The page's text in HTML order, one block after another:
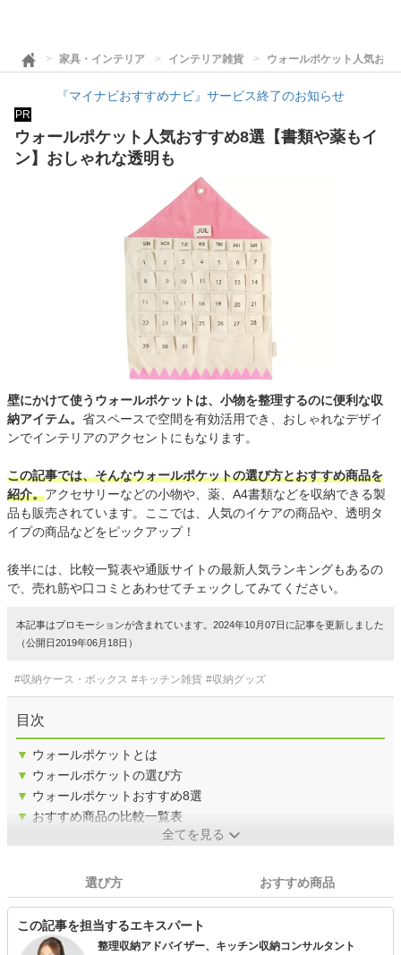
家具・インテリア インテリア雑貨 ウォールポケット人気お
『マイナビおすすめナビ』サービス終了のお知らせ
PR
ウォールポケット人気おすすめ8選【書類や薬もイ
ン】おしゃれな透明も
壁にかけて使うウォールポケットは、小物を整理するのに便利な収
納アイテム。 省スペースで空間を有効活用でき、おしゃれなデザイ
ンでインテリアのアクセントにもなります。
この記事では、そんなウォールポケットの選び方とおすすめ商品を
紹介。アクセサリーなどの小物や、薬、A4書類などを収納できる製
品も販売されています。ここでは、人気のイケアの商品や、透明タ
イプの商品などをピックアップ！
後半には、比較一覧表や通販サイトの最新人気ランキングもあるの
で、売れ筋や口コミとあわせてチェックしてみてください。
本記事はプロモーションが含まれています。2024年10月07日に記事を更新しました
（公開日2019年06月18日）
#収納ケース・ボックス #キッチン雑貨 #収納グッズ
目次
▼ ウォールポケットとは
▼ ウォールポケットの選び方
▼ ウォールポケットおすすめ8選
▼ おすすめ商品の比較一覧表
全てを見る
選び方 おすすめ商品
この記事を担当するエキスパート
整理収納アドバイザー、キッチン収納コンサルタント